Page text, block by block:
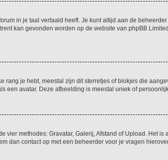
in je taal vertaald heeft. Je kunt altijd aan de
kan gevonden worden op de website van phpBB
je hebt, meestal zijn dit sterretjes of blokjes die
een avatar. Deze afbeelding is meestal uniek of
methodes: Gravatar, Galerij, Afstand of Upload. Het is
dan contact op met een beheerder voor je vragen